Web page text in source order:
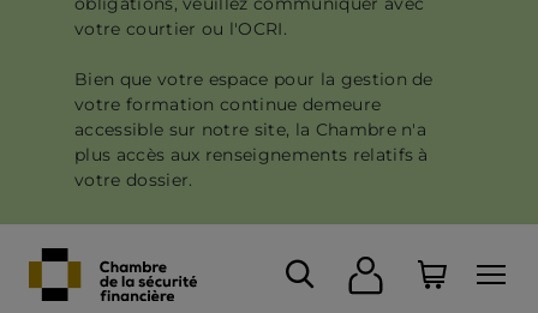
votre courtier ou l'OCRI.
Bien que votre espace pour la gestion de
votre formation continue demeure
accessible sur notre site, la Chambre n'a
plus accès aux renseignements relatifs à
votre dossier.